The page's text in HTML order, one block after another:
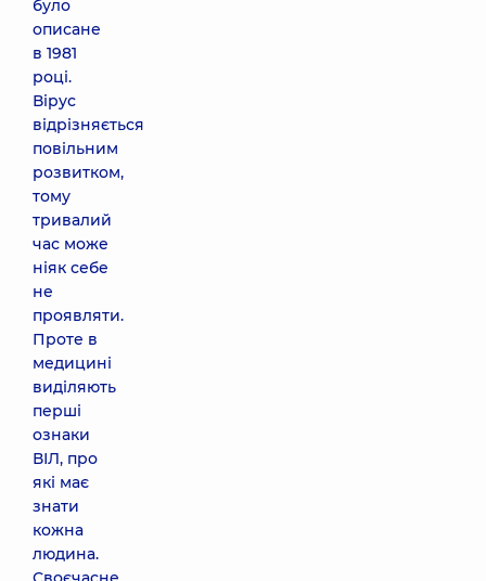
було
описане
в 1981
році.
Вірус
відрізняється
повільним
розвитком,
тому
тривалий
час може
ніяк себе
не
проявляти.
Проте в
медицині
виділяють
перші
ознаки
ВІЛ, про
які має
знати
кожна
людина.